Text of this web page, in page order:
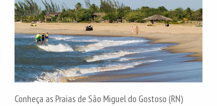
Conheça as Praias de São Miguel do Gostoso (RN)